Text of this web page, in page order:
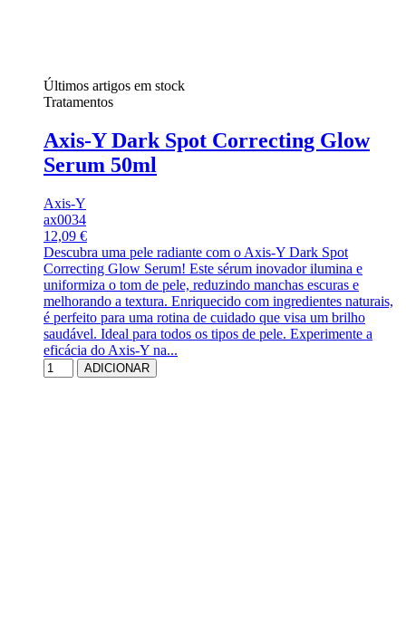
Últimos artigos em stock
Tratamentos
Axis-Y Dark Spot Correcting Glow
Serum 50ml
Axis-Y
ax0034
12,09 €
Descubra uma pele radiante com o Axis-Y Dark Spot
Correcting Glow Serum! Este sérum inovador ilumina e
uniformiza o tom de pele, reduzindo manchas escuras e
melhorando a textura. Enriquecido com ingredientes naturais,
é perfeito para uma rotina de cuidado que visa um brilho
saudável. Ideal para todos os tipos de pele. Experimente a
eficácia do Axis-Y na...
ADICIONAR